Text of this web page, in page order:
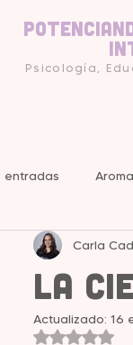
Psicología,
entradas
y Mentalidad
La
Carla
Actualizado: 16
Obtuvo